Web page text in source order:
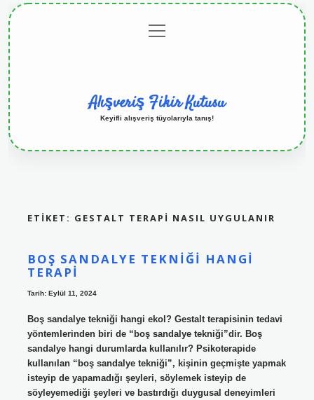
menüyü
aç
Alışveriş Fikir Kutusu
Keyifli alışveriş tüyolarıyla tanış!
ETIKET: GESTALT TERAPI NASIL UYGULANIR
BOŞ SANDALYE TEKNIĞI HANGI
TERAPI
Tarih: Eylül 11, 2024
Boş sandalye tekniği hangi ekol? Gestalt terapisinin tedavi
yöntemlerinden biri de “boş sandalye tekniği”dir. Boş
sandalye hangi durumlarda kullanılır? Psikoterapide
kullanılan “boş sandalye tekniği”, kişinin geçmişte yapmak
isteyip de yapamadığı şeyleri, söylemek isteyip de
söyleyemediği şeyleri ve bastırdığı duygusal deneyimleri